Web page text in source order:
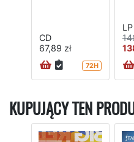
CD
67,89 zł
72H
LP
KUPUJĄCY TEN